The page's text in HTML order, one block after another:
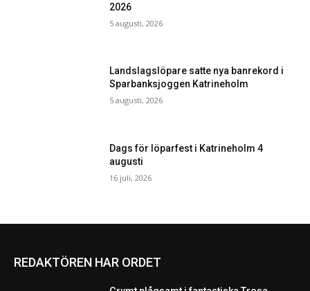
2026
5 augusti, 2026
Landslagslöpare satte nya banrekord i
Sparbanksjoggen Katrineholm
5 augusti, 2026
Dags för löparfest i Katrineholm 4
augusti
16 juli, 2026
REDAKTÖREN HAR ORDET